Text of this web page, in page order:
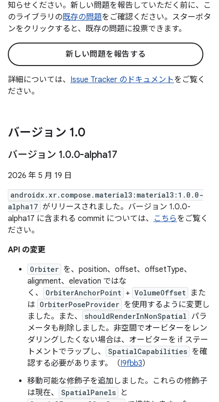
知らせください。新しい問題を報告していただく前に、こ
のライブラリの既存の問題をご確認ください。スターボタ
ンをクリックすると、既存の問題に投票できます。
新しい問題を報告する
詳細については、 Issue Tracker のドキュメントをご覧く
ださい。
バージョン 1.0
バージョン 1.0.0-alpha17
2026 年 5 月 19 日
androidx.xr.compose.material3:material3:1.0.0-
alpha17 がリリースされました。バージョン 1.0.0-
alpha17 に含まれる commit については、 こちらをご覧く
ださい。
API の変更
Orbiter を、position、offset、offsetType、
alignment、elevation ではな
く、
OrbiterAnchorPoint + VolumeOffset
また
は OrbiterPoseProvider を使用するように変更し
ました。また、
shouldRenderInNonSpatial パラ
メータも削除しました。非空間でオービターをレン
ダリングしたくない場合は、オービターを if ステー
トメントでラップし、
SpatialCapabilities を確
認する必要があります。（I9fbb3）
移動可能な修飾子を追加しました。これらの修飾子
は現在、
SpatialPanels と